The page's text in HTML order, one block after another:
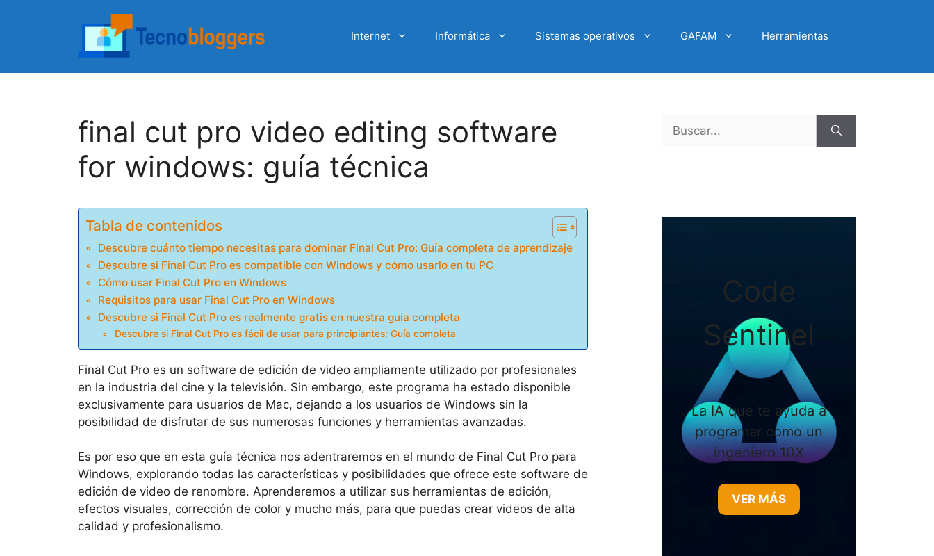
Internet Informática Sistemas operativos GAFAM Herramientas
final cut pro video editing software
for windows: guía técnica
Tabla de contenidos
Descubre cuánto tiempo necesitas para dominar Final Cut Pro: Guía completa de aprendizaje
Descubre si Final Cut Pro es compatible con Windows y cómo usarlo en tu PC
Cómo usar Final Cut Pro en Windows
Requisitos para usar Final Cut Pro en Windows
Descubre si Final Cut Pro es realmente gratis en nuestra guía completa
Descubre si Final Cut Pro es fácil de usar para principiantes: Guía completa
Final Cut Pro es un software de edición de video ampliamente utilizado por profesionales
en la industria del cine y la televisión. Sin embargo, este programa ha estado disponible
exclusivamente para usuarios de Mac, dejando a los usuarios de Windows sin la
posibilidad de disfrutar de sus numerosas funciones y herramientas avanzadas.
Es por eso que en esta guía técnica nos adentraremos en el mundo de Final Cut Pro para
Windows, explorando todas las características y posibilidades que ofrece este software de
edición de video de renombre. Aprenderemos a utilizar sus herramientas de edición,
efectos visuales, corrección de color y mucho más, para que puedas crear videos de alta
calidad y profesionalismo.
Code
Sentinel
La IA que te ayuda a
programar como un
ingeniero 10X
VER MÁS